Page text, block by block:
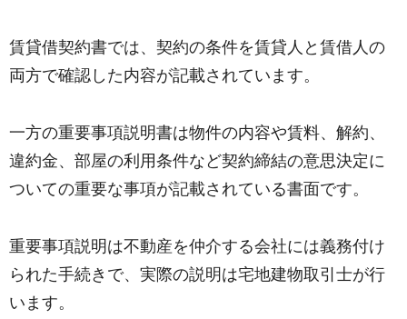
賃貸借契約書では、契約の条件を賃貸人と賃借人の
両方で確認した内容が記載されています。
一方の重要事項説明書は物件の内容や賃料、解約、
違約金、部屋の利用条件など契約締結の意思決定に
ついての重要な事項が記載されている書面です。
重要事項説明は不動産を仲介する会社には義務付け
られた手続きで、実際の説明は宅地建物取引士が行
います。